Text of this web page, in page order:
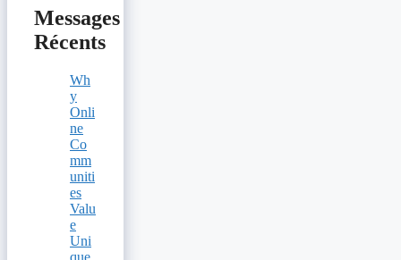
Messages
Récents
Wh
y
Onli
ne
Co
mm
uniti
es
Valu
e
Uni